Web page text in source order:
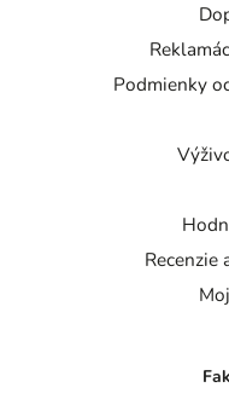
Podmienky
Recenzie